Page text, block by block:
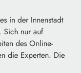
in der Innenstadt
Sich nur auf
des Online-
die Experten. Die